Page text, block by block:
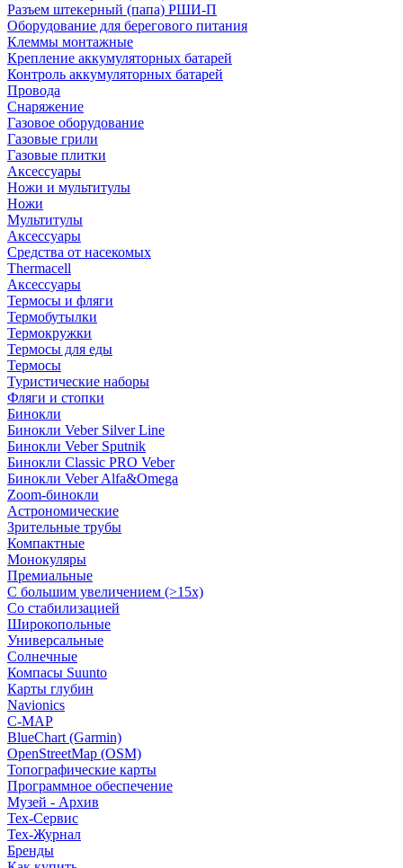
Разъем штекерный (папа) РШИ-П
Оборудование для берегового питания
Клеммы монтажные
Крепление аккумуляторных батарей
Контроль аккумуляторных батарей
Провода
Снаряжение
Газовое оборудование
Газовые грили
Газовые плитки
Аксессуары
Ножи и мультитулы
Ножи
Мультитулы
Аксессуары
Средства от насекомых
Thermacell
Аксессуары
Термосы и фляги
Термобутылки
Термокружки
Термосы для еды
Термосы
Туристические наборы
Фляги и стопки
Бинокли
Бинокли Veber Silver Line
Бинокли Veber Sputnik
Бинокли Classic PRO Veber
Бинокли Veber Alfa&Omega
Zoom-бинокли
Астрономические
Зрительные трубы
Компактные
Монокуляры
Премиальные
С большим увеличением (>15x)
Со стабилизацией
Широкопольные
Универсальные
Солнечные
Компасы Suunto
Карты глубин
Navionics
C-MAP
BlueChart (Garmin)
OpenStreetMap (OSM)
Топографические карты
Программное обеспечение
Музей - Архив
Tex-Сервис
Тех-Журнал
Бренды